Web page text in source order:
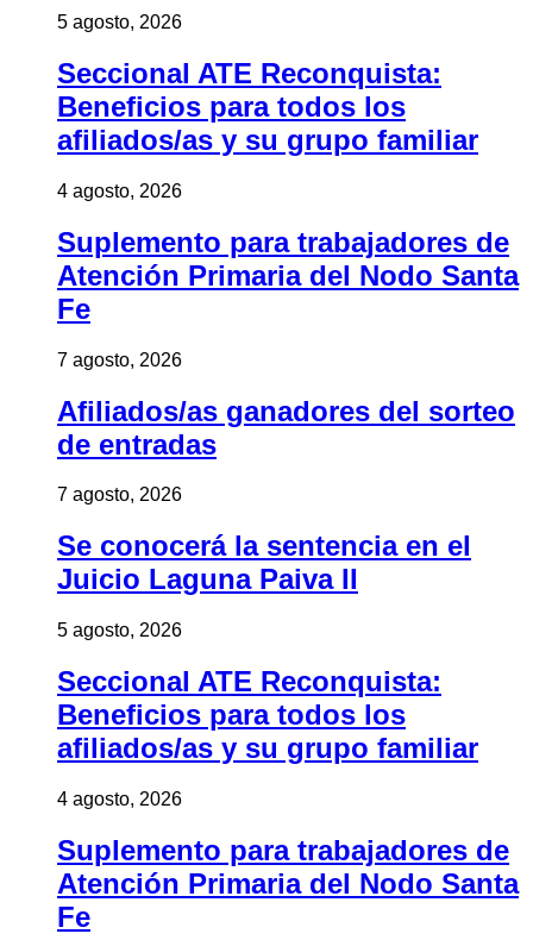
5 agosto, 2026
Seccional ATE Reconquista:
Beneficios para todos los
afiliados/as y su grupo familiar
4 agosto, 2026
Suplemento para trabajadores de
Atención Primaria del Nodo Santa
Fe
7 agosto, 2026
Afiliados/as ganadores del sorteo
de entradas
7 agosto, 2026
Se conocerá la sentencia en el
Juicio Laguna Paiva II
5 agosto, 2026
Seccional ATE Reconquista:
Beneficios para todos los
afiliados/as y su grupo familiar
4 agosto, 2026
Suplemento para trabajadores de
Atención Primaria del Nodo Santa
Fe